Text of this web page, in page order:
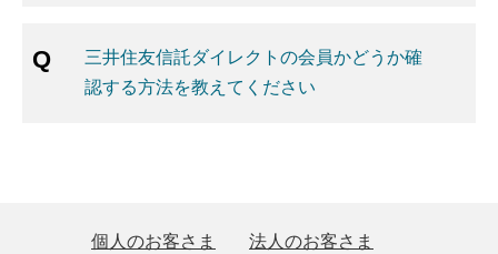
三井住友信託ダイレクトの会員かどうか確
認する方法を教えてください
個人のお客さま
法人のお客さま